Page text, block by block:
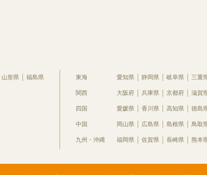
山形県 福島県 東海 愛知県 静岡県 岐阜県 三重
関西 大阪府 兵庫県 京都府 滋賀
四国 愛媛県 香川県 高知県 徳島
中国 岡山県 広島県 島根県 鳥取
九州・沖縄 福岡県 佐賀県 長崎県 熊本